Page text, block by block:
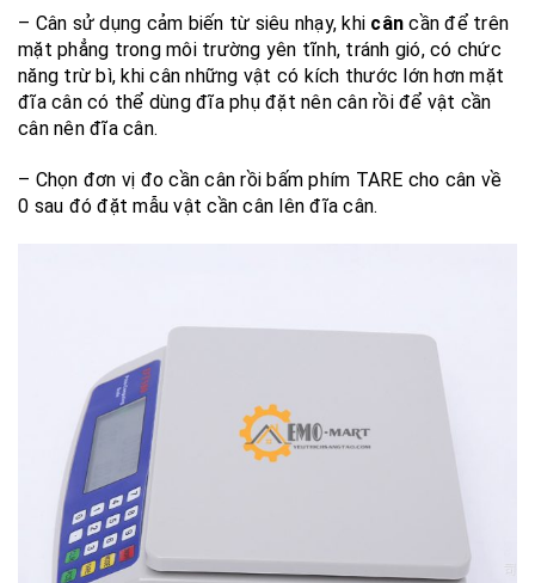
– Cân sử dụng cảm biến từ siêu nhạy, khi cân cần để trên
mặt phẳng trong môi trường yên tĩnh, tránh gió, có chức
năng trừ bì, khi cân những vật có kích thước lớn hơn mặt
đĩa cân có thể dùng đĩa phụ đặt nên cân rồi để vật cần
cân nên đĩa cân.
– Chọn đơn vị đo cần cân rồi bấm phím TARE cho cân về
0 sau đó đặt mẫu vật cần cân lên đĩa cân.